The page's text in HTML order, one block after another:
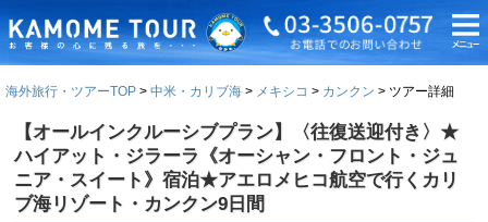
海外旅行・ツアーTOP 中米・カリブ海 メキシコ カンクン ツアー詳細
【オールインクルーシブプラン】〈往復送迎付き〉★
ハイアット・ジラーラ《オーシャン・フロント・ジュ
ニア・スイート》宿泊★アエロメヒコ航空で行くカリ
ブ海リゾート・カンクン9日間